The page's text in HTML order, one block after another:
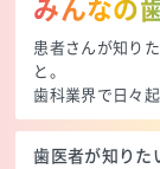
みんなの
患者さんが知り
と。
歯科業界で日々
歯医者が知りた